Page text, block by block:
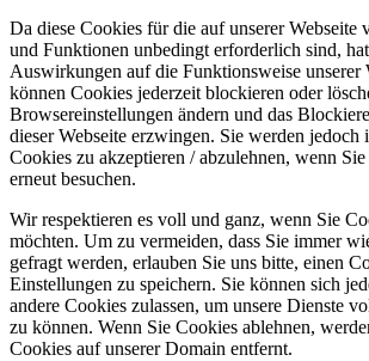
Da diese Cookies für die auf unserer Webseite
und Funktionen unbedingt erforderlich sind,
Auswirkungen auf die Funktionsweise unserer
können Cookies jederzeit blockieren oder
Browsereinstellungen ändern und das
dieser Webseite erzwingen. Sie werden jedoch
Cookies zu akzeptieren / abzulehnen, wenn Sie
erneut besuchen.
Wir respektieren es voll und ganz, wenn Sie
möchten. Um zu vermeiden, dass Sie immer
gefragt werden, erlauben Sie uns bitte, einen
Einstellungen zu speichern. Sie können sich
andere Cookies zulassen, um unsere Dienste
zu können. Wenn Sie Cookies ablehnen,
Cookies auf unserer Domain entfernt.